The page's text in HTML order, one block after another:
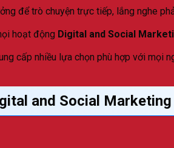
để trò chuyện trực tiếp, lắng nghe
hoạt động Digital and Social
cấp nhiều lựa chọn phù hợp với mọi
and Social Marketing